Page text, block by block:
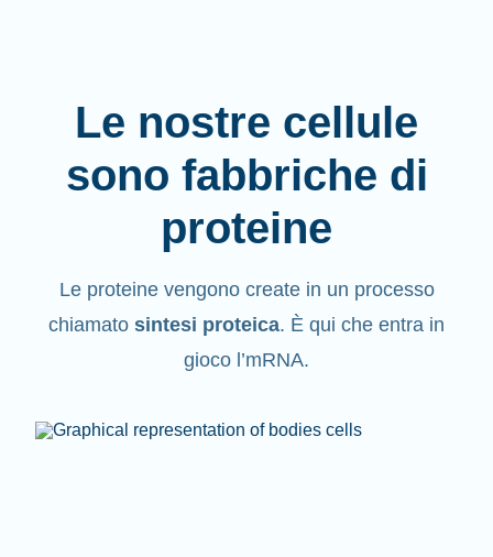
Le nostre cellule
sono fabbriche di
proteine
Le proteine vengono create in un processo
chiamato sintesi proteica. È qui che entra in
gioco l’mRNA.